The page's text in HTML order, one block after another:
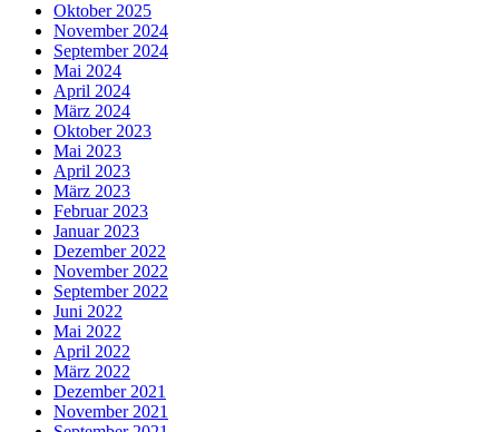
Oktober 2025
November 2024
September 2024
Mai 2024
April 2024
März 2024
Oktober 2023
Mai 2023
April 2023
März 2023
Februar 2023
Januar 2023
Dezember 2022
November 2022
September 2022
Juni 2022
Mai 2022
April 2022
März 2022
Dezember 2021
November 2021